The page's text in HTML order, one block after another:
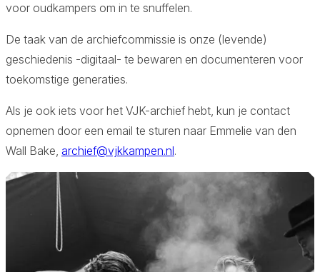
voor oudkampers om in te snuffelen.
De taak van de archiefcommissie is onze (levende)
geschiedenis -digitaal- te bewaren en documenteren voor
toekomstige generaties.
Als je ook iets voor het VJK-archief hebt, kun je contact
opnemen door een email te sturen naar Emmelie van den
Wall Bake, archief@vjkkampen.nl.